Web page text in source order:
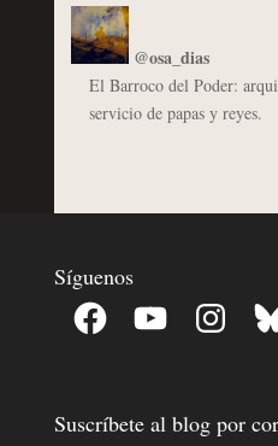
@osa_dias
El Barroco del Poder:
servicio de papas y reyes.
Síguenos
Facebook YouTube Instagram
Suscríbete al blog por